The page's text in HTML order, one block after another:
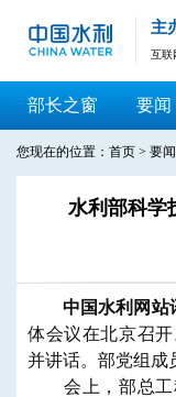
主
互联
部长之窗 要闻
您现在的位置： 首页 > 要闻
水利部科学
中国水利网站
体会议在北京召
并讲话。部党组成
会上，部总工